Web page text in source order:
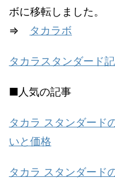
ボに移転しました。
⇒ タカラボ
タカラスタンダード
■人気の記事
タカラ スタンダー
いと価格
タカラ スタンダー